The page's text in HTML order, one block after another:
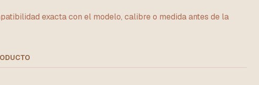
exacta con el modelo, calibre o medida antes de la